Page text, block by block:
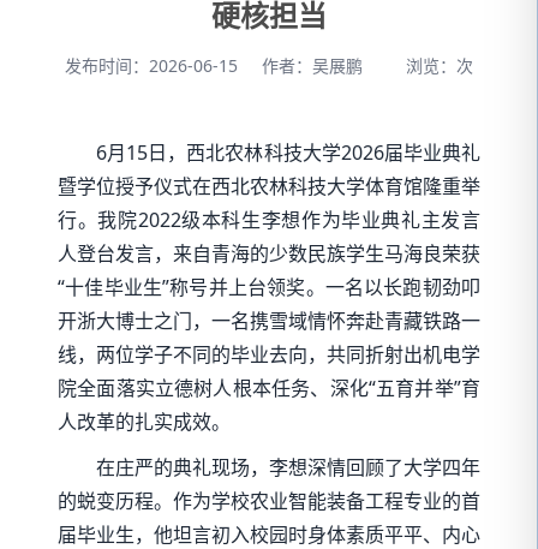
硬核担当
发布时间：2026-06-15 作者：吴展鹏 浏览： 次
6月15日，西北农林科技大学2026届毕业典礼
暨学位授予仪式在西北农林科技大学体育馆隆重举
行。我院2022级本科生李想作为毕业典礼主发言
人登台发言，来自青海的少数民族学生马海良荣获
“十佳毕业生”称号并上台领奖。一名以长跑韧劲叩
开浙大博士之门，一名携雪域情怀奔赴青藏铁路一
线，两位学子不同的毕业去向，共同折射出机电学
院全面落实立德树人根本任务、深化“五育并举”育
人改革的扎实成效。
在庄严的典礼现场，李想深情回顾了大学四年
的蜕变历程。作为学校农业智能装备工程专业的首
届毕业生，他坦言初入校园时身体素质平平、内心